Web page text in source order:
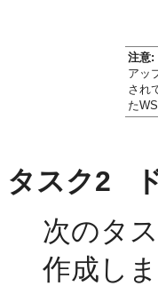
注意:
アッ
され
た
タスク2
次のタ
作成し